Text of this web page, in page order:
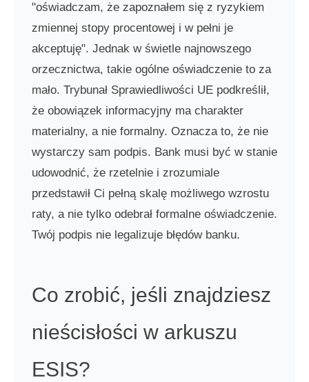
"oświadczam, że zapoznałem się z ryzykiem
zmiennej stopy procentowej i w pełni je
akceptuję". Jednak w świetle najnowszego
orzecznictwa, takie ogólne oświadczenie to za
mało. Trybunał Sprawiedliwości UE podkreślił,
że obowiązek informacyjny ma charakter
materialny, a nie formalny. Oznacza to, że nie
wystarczy sam podpis. Bank musi być w stanie
udowodnić, że rzetelnie i zrozumiale
przedstawił Ci pełną skalę możliwego wzrostu
raty, a nie tylko odebrał formalne oświadczenie.
Twój podpis nie legalizuje błędów banku.
Co zrobić, jeśli znajdziesz
nieścisłości w arkuszu
ESIS?